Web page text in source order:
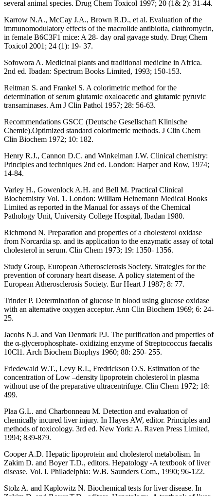
several animal species. Drug Chem Toxicol 1997; 20 (1& 2): 31-44.
Karrow N.A., McCay J.A., Brown R.D., et al. Evaluation of the
immunomodulatory effects of the macrolide antibiotia, clathromycin,
in female B6C3F1 mice: A 28- day oral gavage study. Drug Chem
Toxicol 2001; 24 (1): 19- 37.
Sofowora A. Medicinal plants and traditional medicine in Africa.
2nd ed. Ibadan: Spectrum Books Limited, 1993; 150-153.
Reitman S. and Frankel S. A colorimetric method for the
determination of serum glutamic oxaloacetic and glutamic pyruvic
transaminases. Am J Clin Pathol 1957; 28: 56-63.
Recommendations GSCC (Deutsche Gesellschaft Klinische
Chemie).Optimized standard colorimetric methods. J Clin Chem
Clin Biochem 1972; 10: 182.
Henry R.J., Cannon D.C. and Winkelman J.W. Clinical chemistry:
Principles and techniques 2nd ed. London: Harper and Row, 1974;
14-84.
Varley H., Gowenlock A.H. and Bell M. Practical Clinical
Biochemistry Vol. 1. London: William Heinemann Medical Books
Limited as reported in the Manual for assays of the Chemical
Pathology Unit, University College Hospital, Ibadan 1980.
Richmond N. Preparation and properties of a cholesterol oxidase
from Norcardia sp. and its application to the enzymatic assay of total
cholesterol in serum. Clin Chem 1973; 19: 1350- 1356.
Study Group, European Atherosclerosis Society. Strategies for the
prevention of coronary heart disease. A policy statement of the
European Atherosclerosis Society. Eur Heart J 1987; 8: 77.
Trinder P. Determination of glucose in blood using glucose oxidase
with an alternative oxygen acceptor. Ann Clin Biochem 1969; 6: 24-
25.
Jacobs N.J. and Van Denmark P.J. The purification and properties of
the α-glycerophosphate- oxidizing enzyme of Streptococcus faecalis
10Cl1. Arch Biochem Biophys 1960; 88: 250- 255.
Friedewald W.T., Levy R.I., Fredrickson O.S. Estimation of the
concentration of Low –density lipoprotein cholesterol in plasma
without use of the preparative ultracentrifuge. Clin Chem 1972; 18:
499.
Plaa G.L. and Charbonneau M. Detection and evaluation of
chemically incured liver injury. In Hayes AW, editor. Principles and
methods of toxicology. 3rd ed. New York: A. Raven Press Limited,
1994; 839-879.
Cooper A.D. Hepatic lipoprotein and cholesterol metabolism. In
Zakim D. and Boyer T.D., editors. Hepatology -A textbook of liver
disease. Vol. I. Philadelphia: W.B. Saunders Com., 1990; 96-122.
Stolz A. and Kaplowitz N. Biochemical tests for liver disease. In